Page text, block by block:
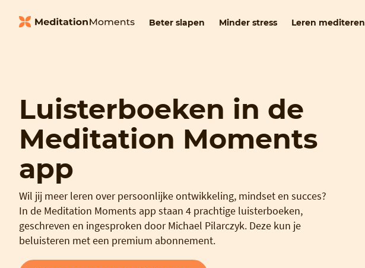
Beter slapen Minder stress Leren mediteren
Luisterboeken in de
Meditation Moments
app
Wil jij meer leren over persoonlijke ontwikkeling, mindset en succes?
In de Meditation Moments app staan 4 prachtige luisterboeken,
geschreven en ingesproken door Michael Pilarczyk. Deze kun je
beluisteren met een premium abonnement.